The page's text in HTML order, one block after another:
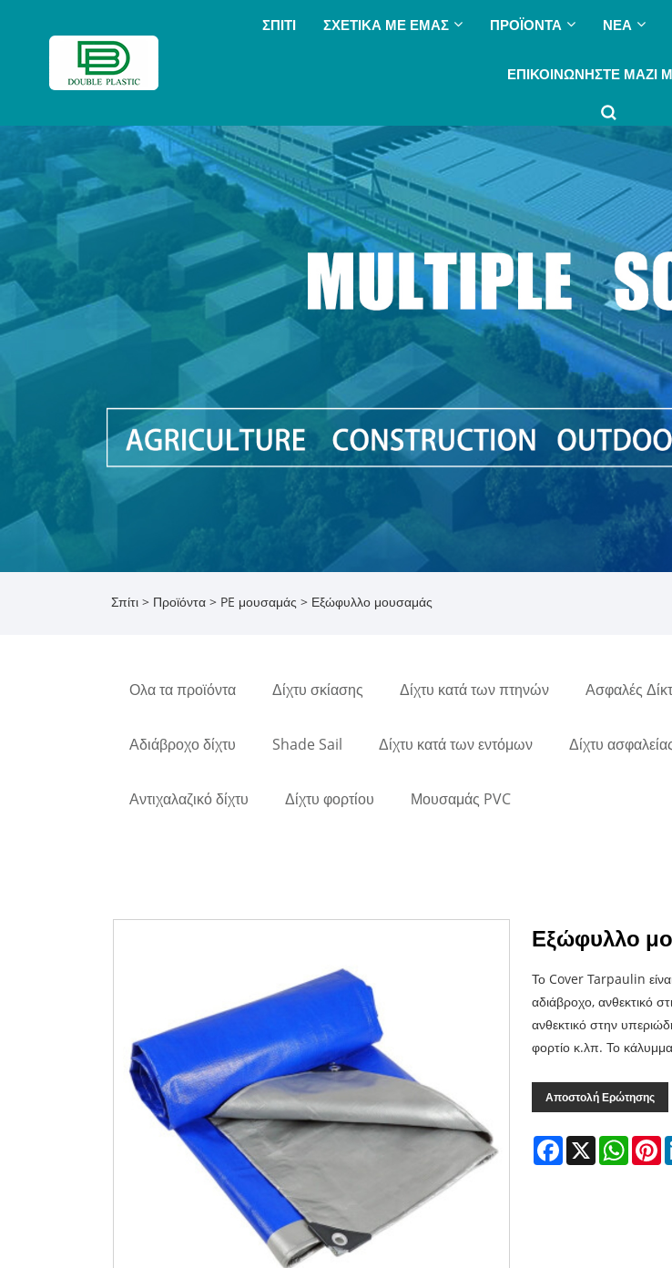
ΣΠΊΤΙ ΣΧΕΤΙΚΆ ΜΕ ΕΜΆΣ ΠΡΟΪΌΝΤΑ ΝΈΑ
ΕΠΙΚΟΙΝΩΝΉΣΤΕ ΜΑΖΊ
Σπίτι > Προϊόντα > PE μουσαμάς > Εξώφυλλο μουσαμάς
Ολα τα προϊόντα Δίχτυ σκίασης Δίχτυ κατά των πτηνών Ασφαλές
Αδιάβροχο δίχτυ Shade Sail Δίχτυ κατά των εντόμων Δίχτυ
Αντιχαλαζικό δίχτυ Δίχτυ φορτίου Μουσαμάς PVC
Εξώφυλλο
Το Cover Tarpaulin
αδιάβροχο, ανθεκτικό
ανθεκτικό στην
φορτίο κ.λπ. Το
Αποστολή Ερώτησης
Facebook
X